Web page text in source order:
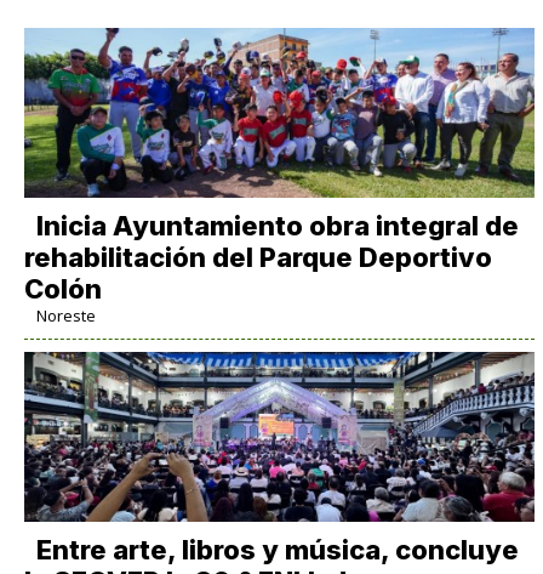
Inicia Ayuntamiento obra integral de
rehabilitación del Parque Deportivo
Colón
Noreste
Entre arte, libros y música, concluye